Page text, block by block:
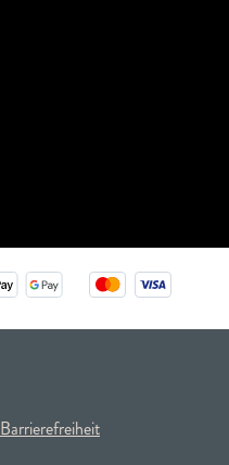
Barrierefreiheit